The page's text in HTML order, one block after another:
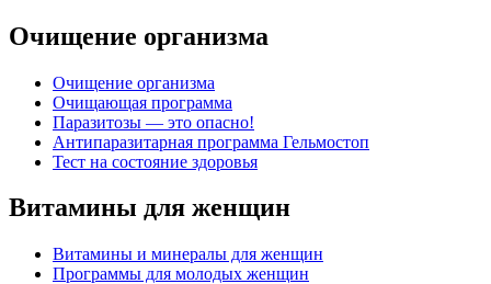
Очищение организма
Очищение организма
Очищающая программа
Паразитозы — это опасно!
Антипаразитарная программа Гельмостоп
Тест на состояние здоровья
Витамины для женщин
Витамины и минералы для женщин
Программы для молодых женщин